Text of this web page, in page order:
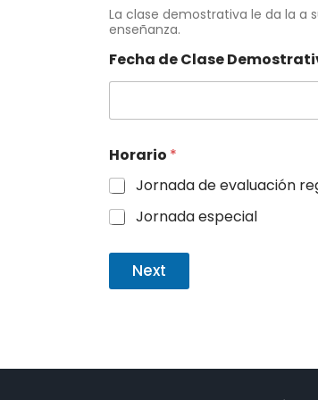
La clase demostrativa le da la
enseñanza.
Fecha de Clase
Horario *
Jornada de evaluación
Jornada especial
Next